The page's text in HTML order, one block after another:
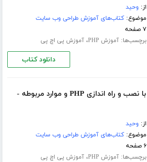
از: وحید
موضوع:کتاب‌های آموزش طراحی وب سایت
۷ صفحه
برچسب‌ها:آموزش PHP ،آموزش پی اچ پی
دانلود کتاب
دانلود کتاب آشنایی با نصب و راه اندازی PHP و موارد مربوطه -
از: وحید
موضوع:کتاب‌های آموزش طراحی وب سایت
۶ صفحه
برچسب‌ها:آموزش PHP ،آموزش پی اچ پی